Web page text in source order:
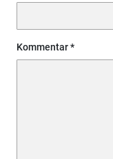
Kommentar